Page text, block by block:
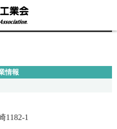
株式会社
情報
1182-1